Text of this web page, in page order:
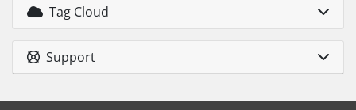
Tag Cloud
Support